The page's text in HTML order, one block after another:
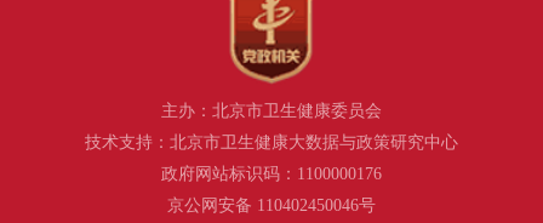
主办：北京市卫生健康委员会
技术支持：北京市卫生健康大数据与政策研究中心
政府网站标识码：1100000176
京公网安备 110402450046号